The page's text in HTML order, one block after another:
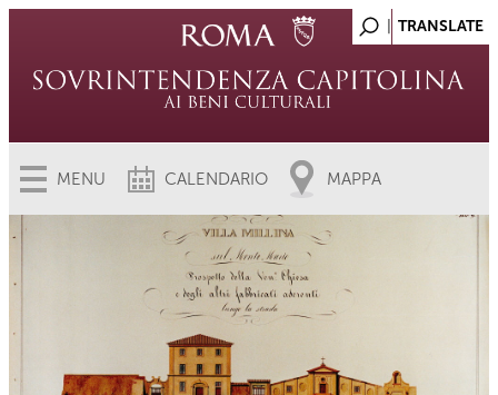
MENU CALENDARIO MAPPA